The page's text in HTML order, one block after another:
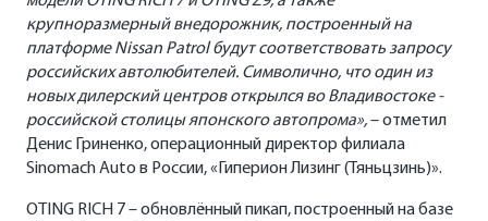
крупноразмерный внедорожник, построенный на
платформе Nissan Patrol будут соответствовать запросу
российских автолюбителей. Символично, что один из
новых дилерский центров открылся во Владивостоке -
российской столицы японского автопрома»,– отметил
Денис Гриненко, операционный директор филиала
Sinomach Auto в России, «Гиперион Лизинг (Тяньцзинь)».
OTING RICH 7 – обновлённый пикап, построенный на базе